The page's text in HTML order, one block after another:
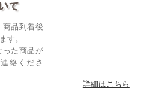
品到着後
す。
った商品が
絡くださ
詳細はこちら